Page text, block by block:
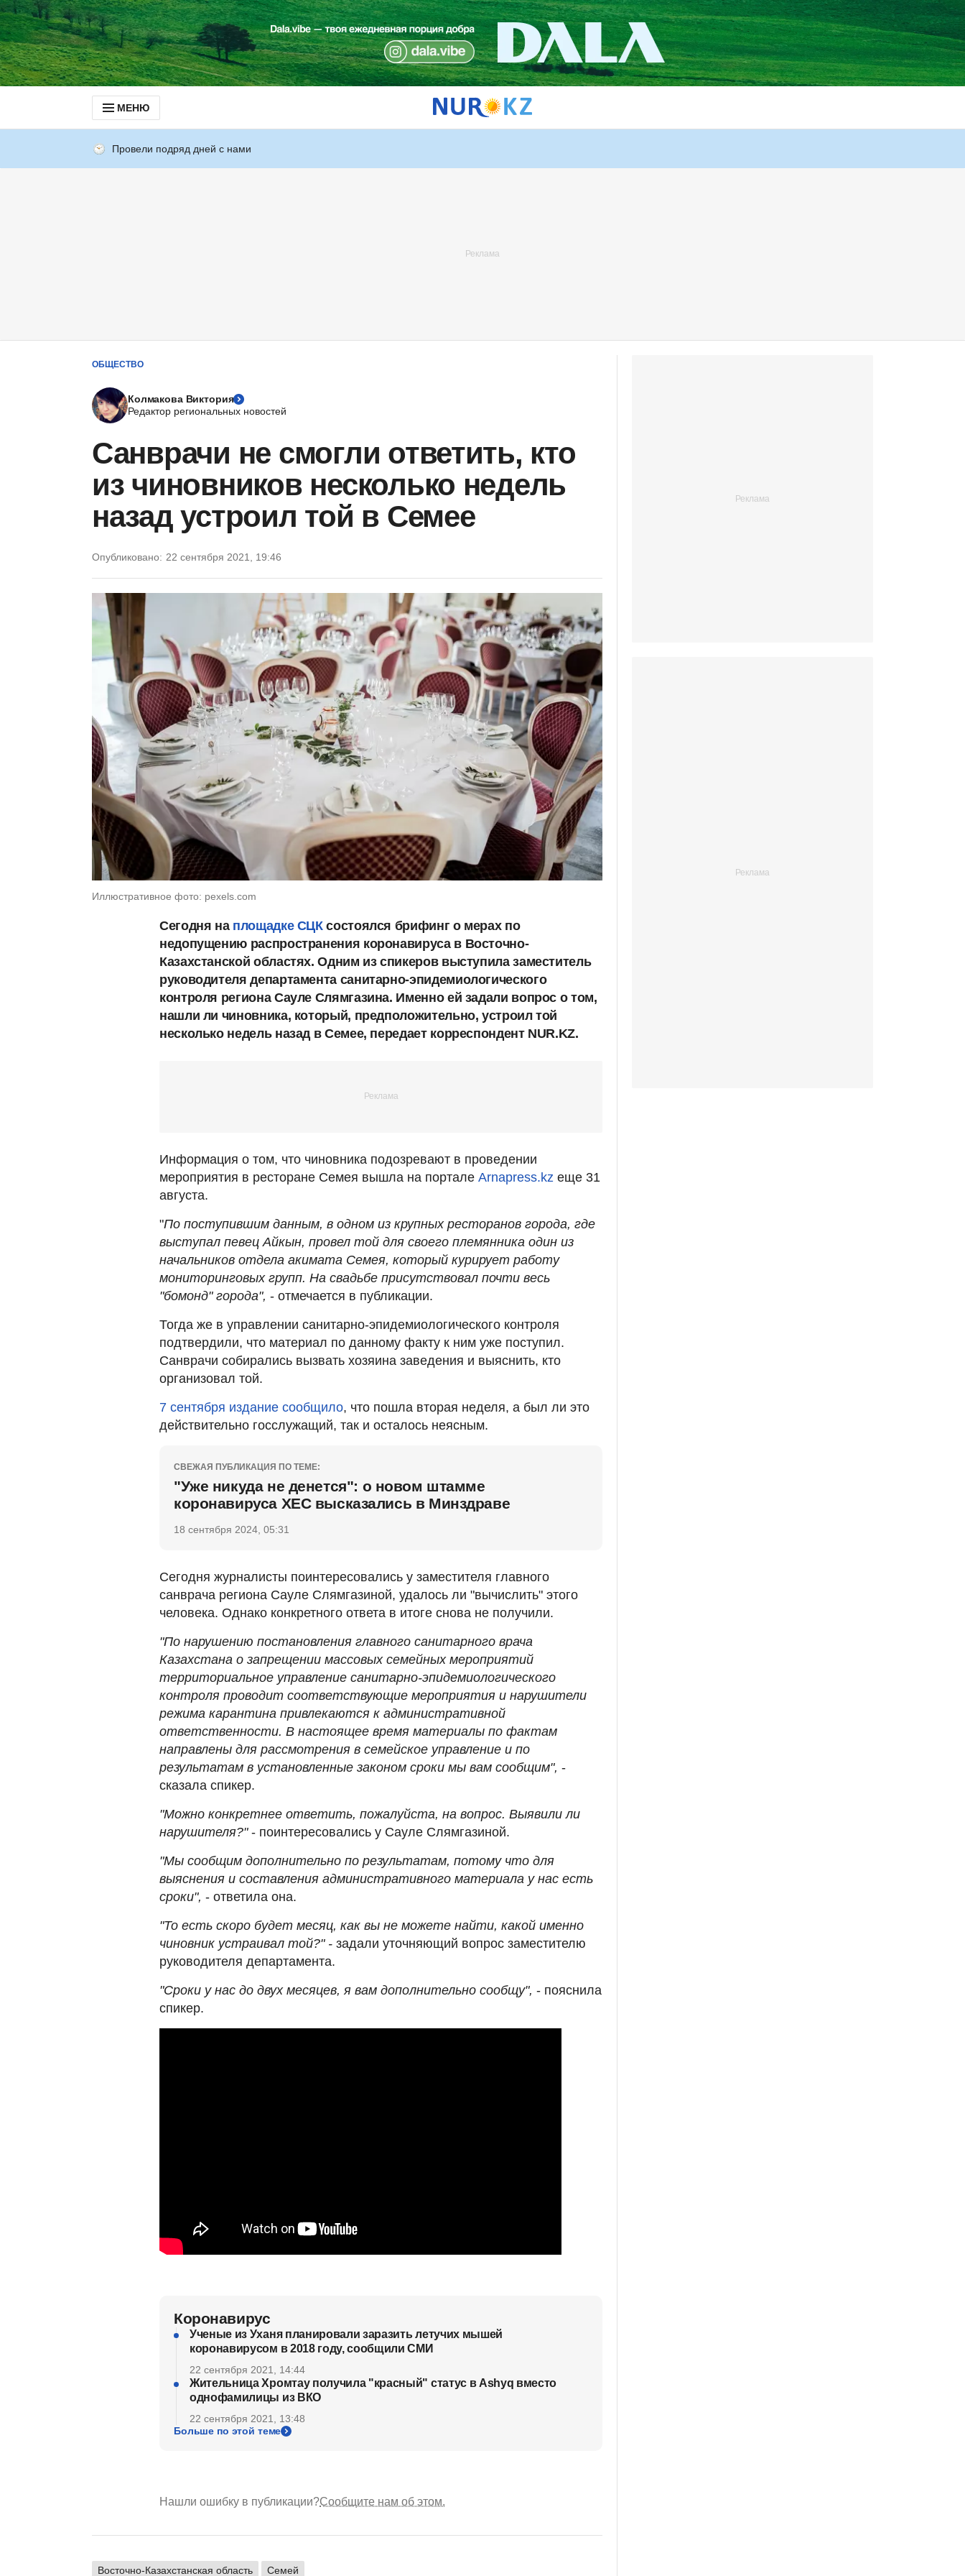
МЕНЮ
Провели подряд дней с нами
ОБЩЕСТВО
Колмакова Виктория
Редактор региональных новостей
Санврачи не смогли ответить, кто
из чиновников несколько недель
назад устроил той в Семее
Опубликовано: 22 сентября 2021, 19:46
Иллюстративное фото: pexels.com
Сегодня на площадке СЦКсостоялся брифинг о мерах по
недопущению распространения коронавируса в Восточно-
Казахстанской областях. Одним из спикеров выступила заместитель
руководителя департамента санитарно-эпидемиологического
контроля региона Сауле Слямгазина. Именно ей задали вопрос о том,
нашли ли чиновника, который, предположительно, устроил той
несколько недель назад в Семее, передает корреспондент NUR.KZ.
Информация о том, что чиновника подозревают в проведении
мероприятия в ресторане Семея вышла на портале Arnapress.kz еще 31
августа.
"По поступившим данным, в одном из крупных ресторанов города, где
выступал певец Айкын, провел той для своего племянника один из
начальников отдела акимата Семея, который курирует работу
мониторинговых групп. На свадьбе присутствовал почти весь
"бомонд" города", - отмечается в публикации.
Тогда же в управлении санитарно-эпидемиологического контроля
подтвердили, что материал по данному факту к ним уже поступил.
Санврачи собирались вызвать хозяина заведения и выяснить, кто
организовал той.
7 сентября издание сообщило, что пошла вторая неделя, а был ли это
действительно госслужащий, так и осталось неясным.
СВЕЖАЯ ПУБЛИКАЦИЯ ПО ТЕМЕ:
"Уже никуда не денется": о новом штамме
коронавируса ХЕС высказались в Минздраве
18 сентября 2024, 05:31
Сегодня журналисты поинтересовались у заместителя главного
санврача региона Сауле Слямгазиной, удалось ли "вычислить" этого
человека. Однако конкретного ответа в итоге снова не получили.
"По нарушению постановления главного санитарного врача
Казахстана о запрещении массовых семейных мероприятий
территориальное управление санитарно-эпидемиологического
контроля проводит соответствующие мероприятия и нарушители
режима карантина привлекаются к административной
ответственности. В настоящее время материалы по фактам
направлены для рассмотрения в семейское управление и по
результатам в установленные законом сроки мы вам сообщим", -
сказала спикер.
"Можно конкретнее ответить, пожалуйста, на вопрос. Выявили ли
нарушителя?" - поинтересовались у Сауле Слямгазиной.
"Мы сообщим дополнительно по результатам, потому что для
выяснения и составления административного материала у нас есть
сроки", - ответила она.
"То есть скоро будет месяц, как вы не можете найти, какой именно
чиновник устраивал той?" - задали уточняющий вопрос заместителю
руководителя департамента.
"Сроки у нас до двух месяцев, я вам дополнительно сообщу", - пояснила
спикер.
Коронавирус
Ученые из Уханя планировали заразить летучих мышей
коронавирусом в 2018 году, сообщили СМИ
22 сентября 2021, 14:44
Жительница Хромтау получила "красный" статус в Ashyq вместо
однофамилицы из ВКО
22 сентября 2021, 13:48
Больше по этой теме
Нашли ошибку в публикации?Сообщите нам об этом.
Восточно-Казахстанская область Семей